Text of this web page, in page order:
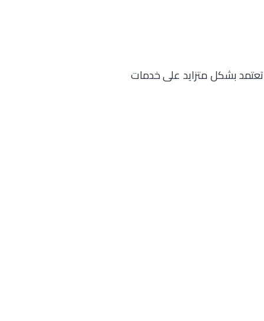
تعتمد بشكل متزايد على خدمات